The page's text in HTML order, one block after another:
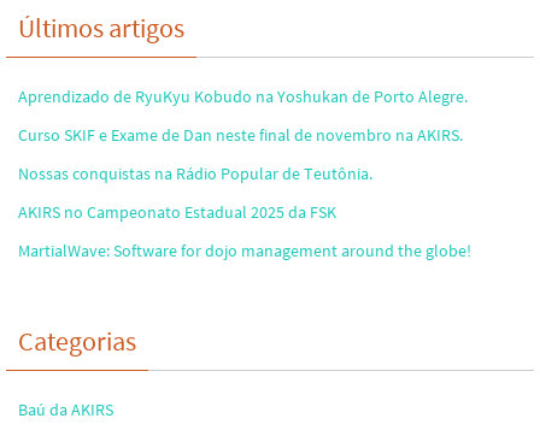
Últimos artigos
Aprendizado de RyuKyu Kobudo na Yoshukan de Porto Alegre.
Curso SKIF e Exame de Dan neste final de novembro na AKIRS.
Nossas conquistas na Rádio Popular de Teutônia.
AKIRS no Campeonato Estadual 2025 da FSK
MartialWave: Software for dojo management around the globe!
Categorias
Baú da AKIRS